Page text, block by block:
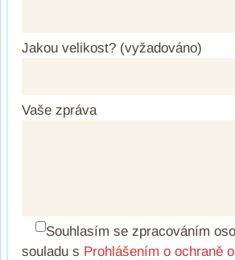
Jakou velikost? (vyžadováno)
Vaše zpráva
Souhlasím se zpracováním
souladu s Prohlášením o ochraně